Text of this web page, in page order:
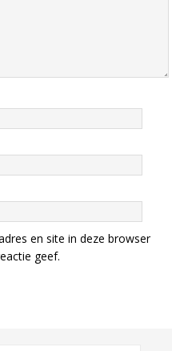
en site in deze browser
geef.